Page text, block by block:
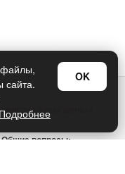
данных
Общие вопросы:
файлы,
сайта.
Подробнее
OK